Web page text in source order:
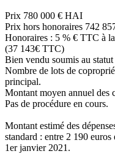
Prix 780 000 € HAI
Prix hors honoraires 742
Honoraires : 5 % € TTC à
(37 143€ TTC)
Bien vendu soumis au
Nombre de lots de
principal.
Montant moyen annuel des
Pas de procédure en cours.
Montant estimé des
standard : entre 2 190
1er janvier 2021.